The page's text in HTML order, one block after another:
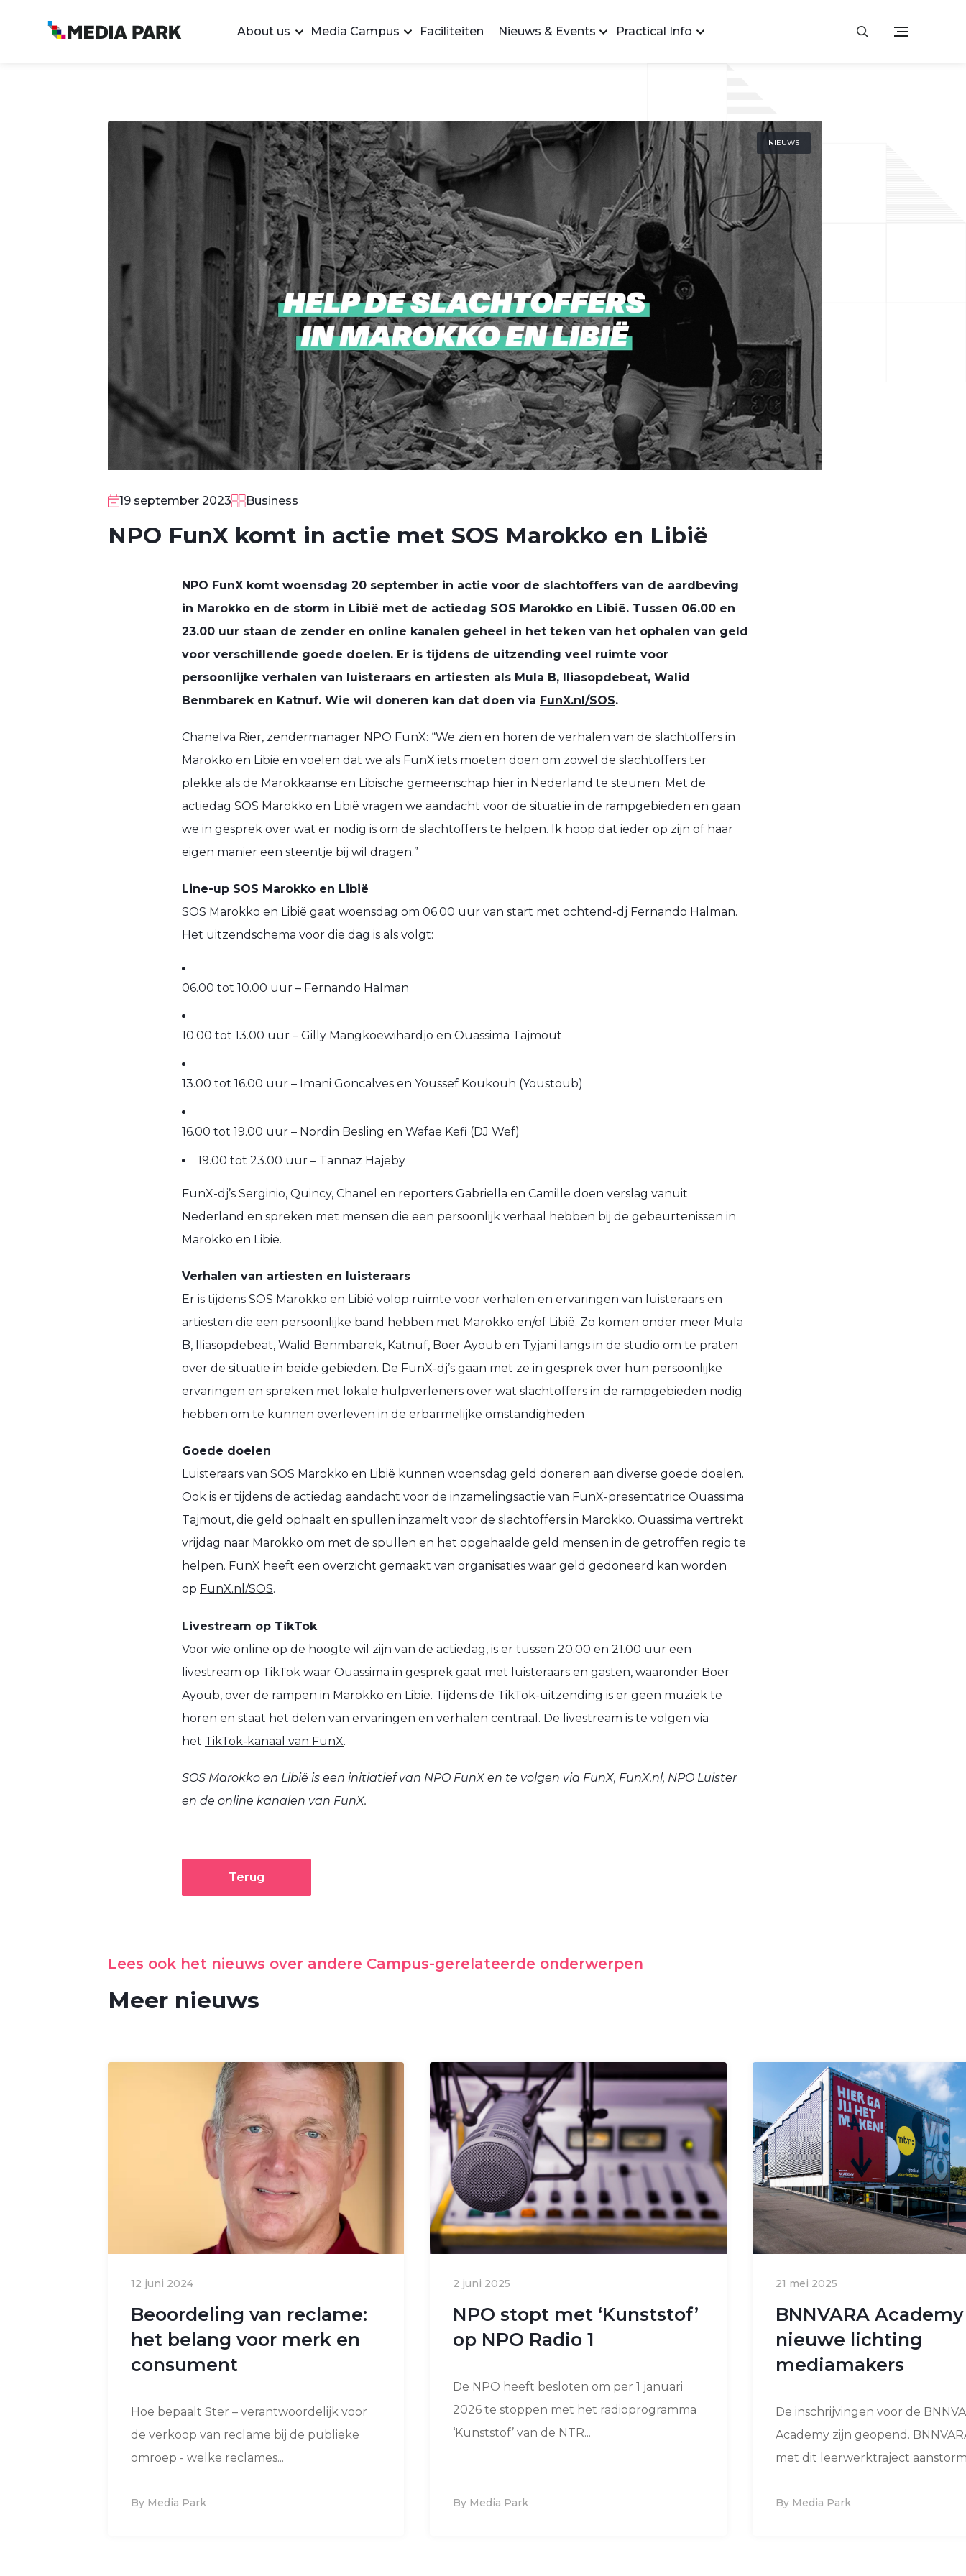
About us Media Campus Faciliteiten Nieuws & Events Practical Info
NIEUWS
19 september 2023 Business
NPO FunX komt in actie met SOS Marokko en Libië
NPO FunX komt woensdag 20 september in actie voor de slachtoffers van de aardbeving
in Marokko en de storm in Libië met de actiedag SOS Marokko en Libië. Tussen 06.00 en
23.00 uur staan de zender en online kanalen geheel in het teken van het ophalen van geld
voor verschillende goede doelen. Er is tijdens de uitzending veel ruimte voor
persoonlijke verhalen van luisteraars en artiesten als Mula B, Iliasopdebeat, Walid
Benmbarek en Katnuf. Wie wil doneren kan dat doen via FunX.nl/SOS.
Chanelva Rier, zendermanager NPO FunX: “We zien en horen de verhalen van de slachtoffers in
Marokko en Libië en voelen dat we als FunX iets moeten doen om zowel de slachtoffers ter
plekke als de Marokkaanse en Libische gemeenschap hier in Nederland te steunen. Met de
actiedag SOS Marokko en Libië vragen we aandacht voor de situatie in de rampgebieden en gaan
we in gesprek over wat er nodig is om de slachtoffers te helpen. Ik hoop dat ieder op zijn of haar
eigen manier een steentje bij wil dragen.”
Line-up SOS Marokko en Libië
SOS Marokko en Libië gaat woensdag om 06.00 uur van start met ochtend-dj Fernando Halman.
Het uitzendschema voor die dag is als volgt:
06.00 tot 10.00 uur – Fernando Halman
10.00 tot 13.00 uur – Gilly Mangkoewihardjo en Ouassima Tajmout
13.00 tot 16.00 uur – Imani Goncalves en Youssef Koukouh (Youstoub)
16.00 tot 19.00 uur – Nordin Besling en Wafae Kefi (DJ Wef)
19.00 tot 23.00 uur – Tannaz Hajeby
FunX-dj’s Serginio, Quincy, Chanel en reporters Gabriella en Camille doen verslag vanuit
Nederland en spreken met mensen die een persoonlijk verhaal hebben bij de gebeurtenissen in
Marokko en Libië.
Verhalen van artiesten en luisteraars
Er is tijdens SOS Marokko en Libië volop ruimte voor verhalen en ervaringen van luisteraars en
artiesten die een persoonlijke band hebben met Marokko en/of Libië. Zo komen onder meer Mula
B, Iliasopdebeat, Walid Benmbarek, Katnuf, Boer Ayoub en Tyjani langs in de studio om te praten
over de situatie in beide gebieden. De FunX-dj’s gaan met ze in gesprek over hun persoonlijke
ervaringen en spreken met lokale hulpverleners over wat slachtoffers in de rampgebieden nodig
hebben om te kunnen overleven in de erbarmelijke omstandigheden
Goede doelen
Luisteraars van SOS Marokko en Libië kunnen woensdag geld doneren aan diverse goede doelen.
Ook is er tijdens de actiedag aandacht voor de inzamelingsactie van FunX-presentatrice Ouassima
Tajmout, die geld ophaalt en spullen inzamelt voor de slachtoffers in Marokko. Ouassima vertrekt
vrijdag naar Marokko om met de spullen en het opgehaalde geld mensen in de getroffen regio te
helpen. FunX heeft een overzicht gemaakt van organisaties waar geld gedoneerd kan worden
op FunX.nl/SOS.
Livestream op TikTok
Voor wie online op de hoogte wil zijn van de actiedag, is er tussen 20.00 en 21.00 uur een
livestream op TikTok waar Ouassima in gesprek gaat met luisteraars en gasten, waaronder Boer
Ayoub, over de rampen in Marokko en Libië. Tijdens de TikTok-uitzending is er geen muziek te
horen en staat het delen van ervaringen en verhalen centraal. De livestream is te volgen via
het TikTok-kanaal van FunX.
SOS Marokko en Libië is een initiatief van NPO FunX en te volgen via FunX, FunX.nl, NPO Luister
en de online kanalen van FunX.
Terug
Lees ook het nieuws over andere Campus-gerelateerde onderwerpen
Meer nieuws
12 juni 2024
Beoordeling van reclame:
het belang voor merk en
consument
Hoe bepaalt Ster – verantwoordelijk voor
de verkoop van reclame bij de publieke
omroep - welke reclames...
By Media Park
2 juni 2025
NPO stopt met ‘Kunststof’
op NPO Radio 1
De NPO heeft besloten om per 1 januari
2026 te stoppen met het radioprogramma
‘Kunststof’ van de NTR...
By Media Park
21 mei 2025
BNNVARA
nieuwe lichting
mediamakers
De inschrijvingen voor de
Academy zijn geopend.
met dit leerwerktraject
By Media Park